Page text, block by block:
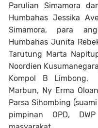
Parulian Simamora
Humbahas Jessika
Simamora, para
Humbahas Junita
Tarutung Marta
Noordien
Kompol B Limbong,
Marbun, Ny Erma
Parsa Sihombing
pimpinan OPD,